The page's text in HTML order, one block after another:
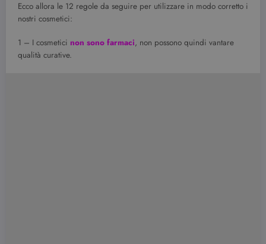
Ecco allora le 12 regole da seguire per utilizzare in modo corretto i
nostri cosmetici:
1 – I cosmetici non sono farmaci, non possono quindi vantare
qualità curative.